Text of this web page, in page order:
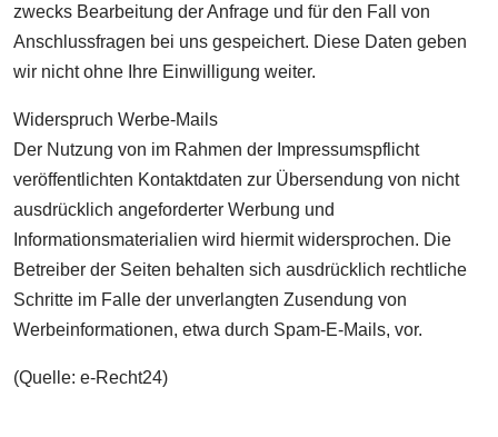
zwecks Bearbeitung der Anfrage und für den Fall von
Anschlussfragen bei uns gespeichert. Diese Daten geben
wir nicht ohne Ihre Einwilligung weiter.
Widerspruch Werbe-Mails
Der Nutzung von im Rahmen der Impressumspflicht
veröffentlichten Kontaktdaten zur Übersendung von nicht
ausdrücklich angeforderter Werbung und
Informationsmaterialien wird hiermit widersprochen. Die
Betreiber der Seiten behalten sich ausdrücklich rechtliche
Schritte im Falle der unverlangten Zusendung von
Werbeinformationen, etwa durch Spam-E-Mails, vor.
(Quelle: e-Recht24)